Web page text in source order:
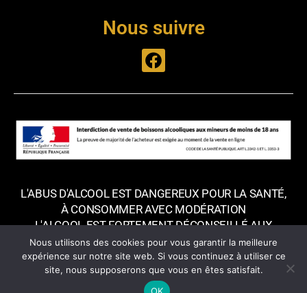
Nous suivre
L'ABUS D'ALCOOL EST DANGEREUX POUR LA SANTÉ,
À CONSOMMER AVEC MODÉRATION
L'ALCOOL EST FORTEMENT DÉCONSEILLÉ AUX
FEMMES ENCEINTES.
©. Click and Beers. Tous droits résérvés.
Nous utilisons des cookies pour vous garantir la meilleure
expérience sur notre site web. Si vous continuez à utiliser ce
site, nous supposerons que vous en êtes satisfait.
OK